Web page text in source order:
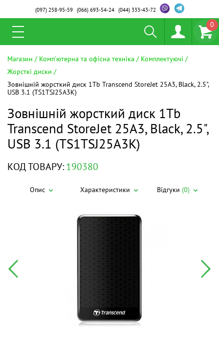
(097)258-95-59 (066)693-54-24 (044)333-43-72
0
Магазин Комп'ютерна та офісна техніка
Комплектуючі
Жорсткі диски
Зовнішній жорсткий диск 1Tb Transcend StoreJet 25A3, Black, 2.5",
USB 3.1 (TS1TSJ25A3K)
Зовнішній жорсткий диск 1Tb
Transcend StoreJet 25A3, Black, 2.5",
USB 3.1 (TS1TSJ25A3K)
КОД ТОВАРУ:190380
Опис Характеристики Відгуки(0)